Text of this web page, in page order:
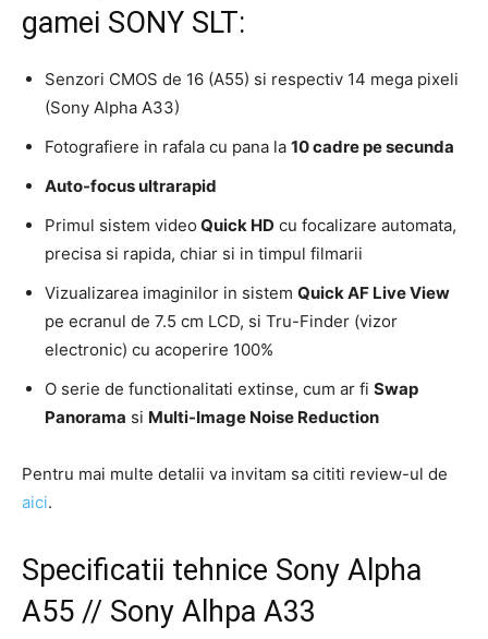
gamei SONY SLT:
Senzori CMOS de 16 (A55) si respectiv 14 mega pixeli
(Sony Alpha A33)
Fotografiere in rafala cu pana la 10 cadre pe secunda
Auto-focus ultrarapid
Primul sistem video Quick HD cu focalizare automata,
precisa si rapida, chiar si in timpul filmarii
Vizualizarea imaginilor in sistem Quick AF Live View
pe ecranul de 7.5 cm LCD, si Tru-Finder (vizor
electronic) cu acoperire 100%
O serie de functionalitati extinse, cum ar fi Swap
Panorama si Multi-Image Noise Reduction
Pentru mai multe detalii va invitam sa cititi review-ul de
aici.
Specificatii tehnice Sony Alpha
A55 // Sony Alhpa A33